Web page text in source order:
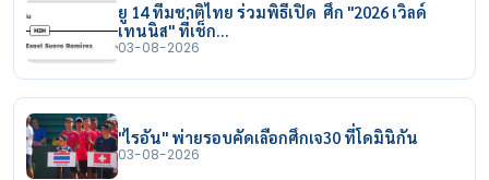
ยู 14 ทีมชาติไทย ร่วมพิธีเปิด ศึก "2026 เวิลด์
เทนนิส" ที่เช็ก…
03-08-2026
"ไรอัน" พ่ายรอบคัดเลือกศึกเจ30 ที่โดมินิกัน
03-08-2026